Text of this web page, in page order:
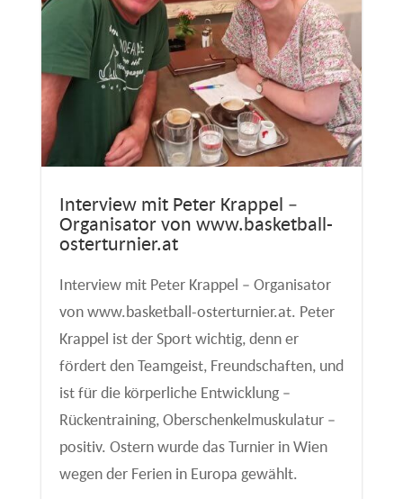
Interview mit Peter Krappel –
Organisator von www.basketball-
osterturnier.at
Interview mit Peter Krappel – Organisator
von www.basketball-osterturnier.at. Peter
Krappel ist der Sport wichtig, denn er
fördert den Teamgeist, Freundschaften, und
ist für die körperliche Entwicklung –
Rückentraining, Oberschenkelmuskulatur –
positiv. Ostern wurde das Turnier in Wien
wegen der Ferien in Europa gewählt.